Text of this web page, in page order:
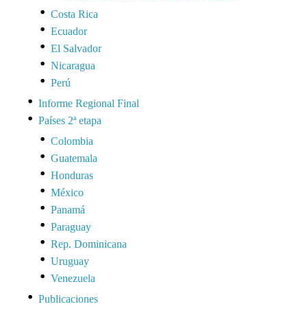
Costa Rica
Ecuador
El Salvador
Nicaragua
Perú
Informe Regional Final
Países 2ª etapa
Colombia
Guatemala
Honduras
México
Panamá
Paraguay
Rep. Dominicana
Uruguay
Venezuela
Publicaciones